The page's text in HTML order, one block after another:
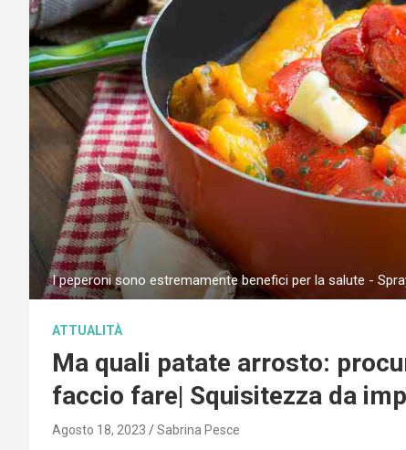
I peperoni sono estremamente benefici per la salute -
ATTUALITÀ
Ma quali patate arrosto:
faccio fare| Squisitezza da
Agosto 18, 2023 Sabrina Pesce